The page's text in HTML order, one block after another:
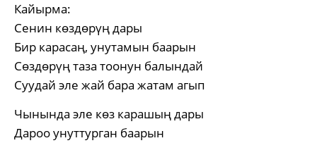
Кайырма:
Сенин көздөрүң дары
Бир карасаң, унутамын баарын
Сөздөрүң таза тоонун балындай
Суудай эле жай бара жатам агып
Чынында эле көз карашың дары
Дароо унуттурган баарын